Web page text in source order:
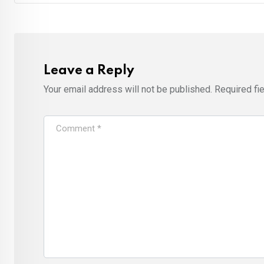
Leave a Reply
Your email address will not be published. Required